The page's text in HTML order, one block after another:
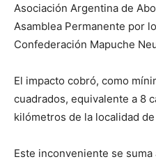
Asociación Argentina de
Asamblea Permanente por
Confederación Mapuche
El impacto cobró, como
cuadrados, equivalente a 8
kilómetros de la localidad
Este inconveniente se